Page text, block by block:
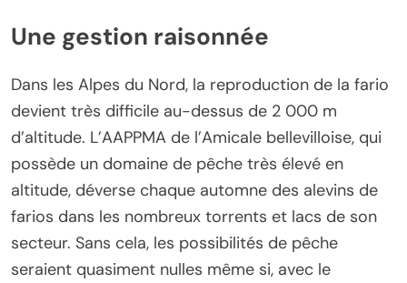
Une gestion raisonnée
Dans les Alpes du Nord, la reproduction de la fario
devient très difficile au-dessus de 2 000 m
d’altitude. L’AAPPMA de l’Amicale bellevilloise, qui
possède un domaine de pêche très élevé en
altitude, déverse chaque automne des alevins de
farios dans les nombreux torrents et lacs de son
secteur. Sans cela, les possibilités de pêche
seraient quasiment nulles même si, avec le